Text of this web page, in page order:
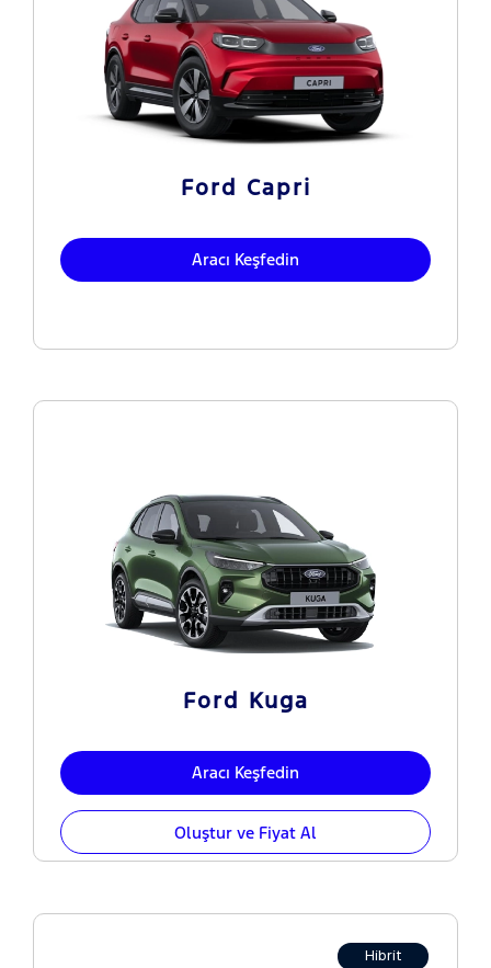
Ford Capri
Aracı Keşfedin
Ford Kuga
Aracı Keşfedin
Oluştur ve Fiyat Al
Hibrit